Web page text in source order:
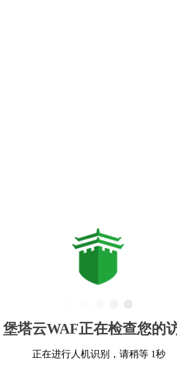
堡塔云WAF正在检查您的
正在进行人机识别，请稍等 1秒